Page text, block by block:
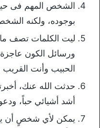
الشخص المهم فى
بوجوده، ولكنه
ليت الكلمات تصف
ورسائل الكون
الحبيب وأنت
حدثت الله عنك،
أشد أشيائي حباً،
يمكن لأي شخصٍ أن